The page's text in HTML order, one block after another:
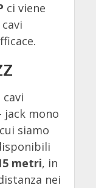
ci viene
cavi
jack mono
siamo
metri, in
nei